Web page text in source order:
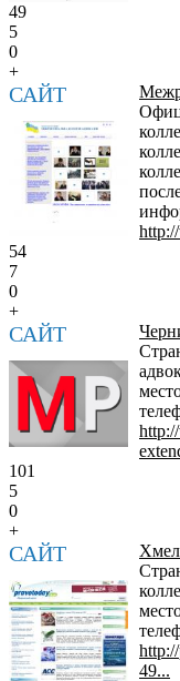
49
5
0
+
САЙТ
54
7
0
+
САЙТ
101
5
0
+
САЙТ
49...